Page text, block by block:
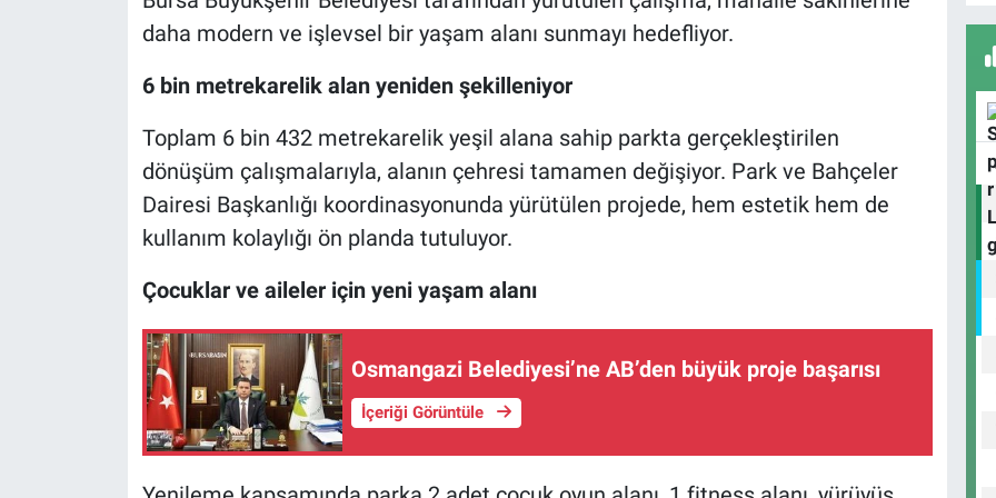
daha modern ve işlevsel bir yaşam alanı sunmayı hedefliyor.
6 bin metrekarelik alan yeniden şekilleniyor
Toplam 6 bin 432 metrekarelik yeşil alana sahip parkta gerçekleştirilen
dönüşüm çalışmalarıyla, alanın çehresi tamamen değişiyor. Park ve Bahçeler
Dairesi Başkanlığı koordinasyonunda yürütülen projede, hem estetik hem de
kullanım kolaylığı ön planda tutuluyor.
Çocuklar ve aileler için yeni yaşam alanı
Osmangazi Belediyesi’ne AB’den büyük proje başarısı
İçeriği Görüntüle